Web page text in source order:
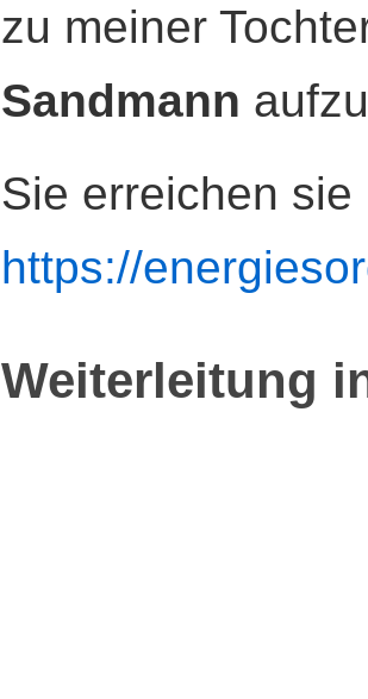
zu meiner
Sandmann
Sie erreichen sie
https://
Weiterleitung